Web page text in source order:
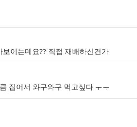
이는데요?? 직접 재배하신건가
집어서 와구와구 먹고싶다 ㅜㅜ